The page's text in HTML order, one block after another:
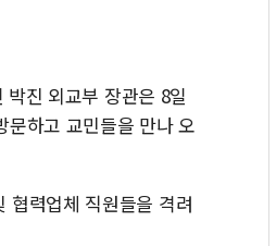
진 외교부 장관은 8일
하고 교민들을 만나 오
협력업체 직원들을 격려